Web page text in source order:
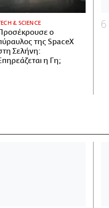
& SCIENCE
ο
της SpaceX
Σελήνη:
η Γη;